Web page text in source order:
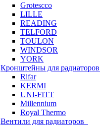
Grotescco
LILLE
READING
TELFORD
TOULON
WINDSOR
YORK
Кронштейны для радиаторов
Rifar
KERMI
UNI-FITT
Millennium
Royal Thermo
Вентили для радиаторов